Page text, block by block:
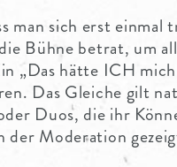
man sich erst einmal
Bühne betrat, um
„Das hätte ICH
Das Gleiche gilt
Duos, die ihr
der Moderation